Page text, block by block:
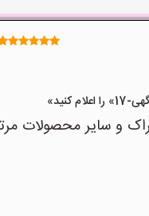
و سایر محصولات